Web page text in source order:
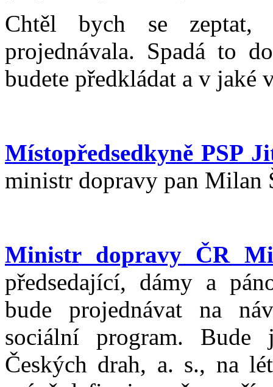
Chtěl bych se
projednávala. Spadá to
budete předkládat a v jaké
Místopředsedkyně PSP
ministr dopravy pan Milan
Ministr dopravy ČR
předsedající, dámy a
bude projednávat na
sociální program. Bude
Českých drah, a. s., na